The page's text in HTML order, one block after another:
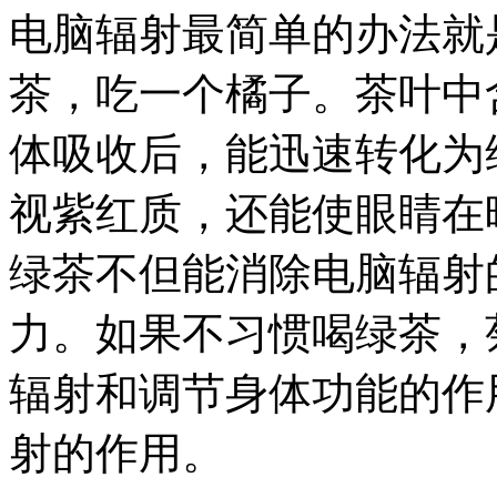
电脑辐射最简单的办法
茶，吃一个橘子。茶叶
体吸收后，能迅速转化
视紫红质，还能使眼睛
绿茶不但能消除电脑辐
力。如果不习惯喝绿茶
辐射和调节身体功能的
射的作用。